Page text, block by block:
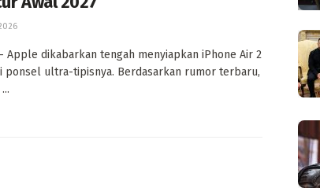
Apple dikabarkan tengah menyiapkan iPhone Air 2
ponsel ultra-tipisnya. Berdasarkan rumor terbaru,